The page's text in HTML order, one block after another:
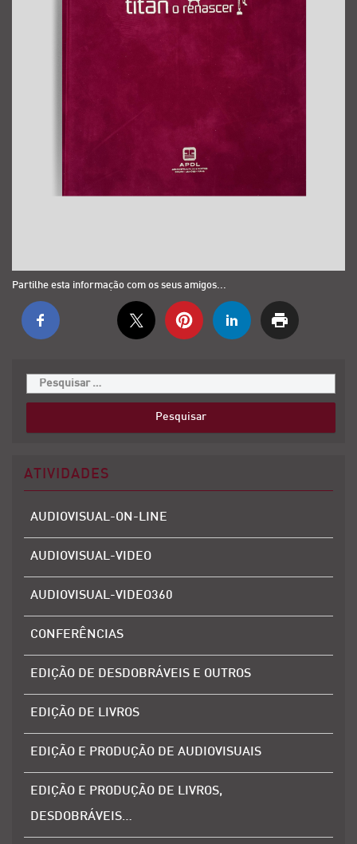
Partilhe esta informação com os seus amigos...
ATIVIDADES
AUDIOVISUAL-ON-LINE
AUDIOVISUAL-VIDEO
AUDIOVISUAL-VIDEO360
CONFERÊNCIAS
EDIÇÃO DE DESDOBRÁVEIS E OUTROS
EDIÇÃO DE LIVROS
EDIÇÃO E PRODUÇÃO DE AUDIOVISUAIS
EDIÇÃO E PRODUÇÃO DE LIVROS,
DESDOBRÁVEIS…